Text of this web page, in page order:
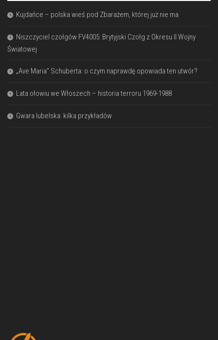
Kujdańce – polska wieś pod Zbarażem, której już nie ma
Niszczyciel czołgów FV4005: Brytyjski Czołg z Okresu II Wojny
Światowej
„Ave Maria” Schuberta: o czym naprawdę opowiada ten utwór?
Lata ołowiu we Włoszech – historia terroru 1969-1988
Gwara lubelska: kilka przykładów